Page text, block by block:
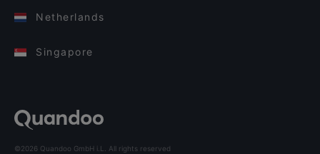
Netherlands
Singapore
©2026 Quandoo GmbH i.L. All rights reserved